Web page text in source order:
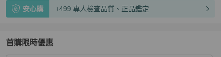
安心購 +499 專人檢查品質、正品鑑定
首購限時優惠